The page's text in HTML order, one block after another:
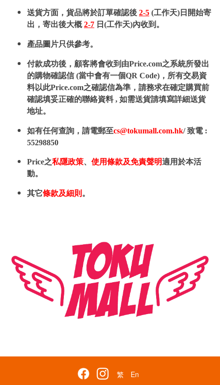
送貨方面，貨品將於訂單確認後 2-5 (工作天)日開始寄
出，寄出後大概2-7 日(工作天)內收到。
產品圖片只供參考。
付款成功後，顧客將會收到由Price.com之系統所發出
的購物確認信 (當中會有一個QR Code)，所有交易資
料以此Price.com之確認信為準，請務求在確定購買前
確認填妥正確的聯絡資料 , 如需送貨請填寫詳細送貨
地址。
如有任何查詢，請電郵至cs@tokumall.com.hk/ 致電 :
55298850
Price之私隱政策、 使用條款及免責聲明適用於本活
動。
其它條款及細則 。
繁 En